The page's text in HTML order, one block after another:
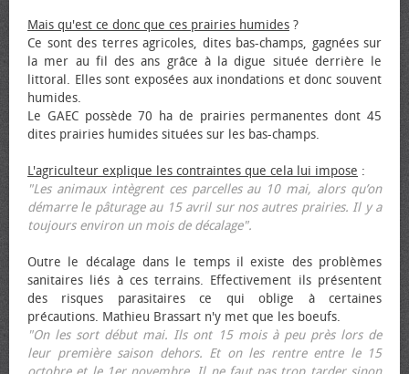
Mais qu'est ce donc que ces prairies humides ?
Ce sont des terres agricoles, dites bas-champs, gagnées sur
la mer au fil des ans grâce à la digue située derrière le
littoral. Elles sont exposées aux inondations et donc souvent
humides.
Le GAEC possède 70 ha de prairies permanentes dont 45
dites prairies humides situées sur les bas-champs.
L'agriculteur explique les contraintes que cela lui impose :
"Les animaux intègrent ces parcelles au 10 mai, alors qu’on
démarre le pâturage au 15 avril sur nos autres prairies. Il y a
toujours environ un mois de décalage".
Outre le décalage dans le temps il existe des problèmes
sanitaires liés à ces terrains. Effectivement ils présentent
des risques parasitaires ce qui oblige à certaines
précautions. Mathieu Brassart n'y met que les bœufs.
"On les sort début mai. Ils ont 15 mois à peu près lors de
leur première saison dehors. Et on les rentre entre le 15